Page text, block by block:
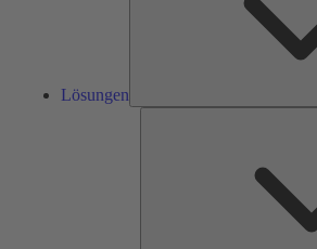
Lösungen